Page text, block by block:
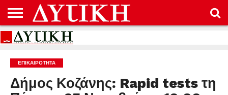
ΑΡΧΙΚΉ
ΕΠΙΚΟΙΝΩΝΊΑ
ΌΡΟΙ
ΠΡΟΣΤΑΣΊΑ
ΔΕΔΟΜΈΝΩΝ
ΕΠΙΚΑΙΡΟΤΗΤΑ
Δήμος Κοζάνης: Rapid tests τη